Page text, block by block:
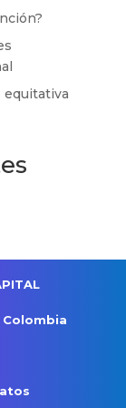
equitativa
Colombia